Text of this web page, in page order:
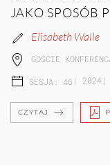
JAKO SPOSÓB
Elisabeth Walle
GOŚCIE
SESJA: 46 | 2024|
CZYTAJ